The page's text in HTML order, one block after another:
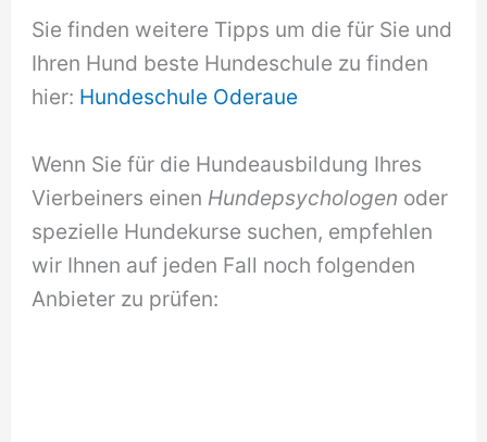
Sie finden weitere Tipps um die für Sie und
Ihren Hund beste Hundeschule zu finden
hier: Hundeschule Oderaue
Wenn Sie für die Hundeausbildung Ihres
Vierbeiners einen Hundepsychologen oder
spezielle Hundekurse suchen, empfehlen
wir Ihnen auf jeden Fall noch folgenden
Anbieter zu prüfen: